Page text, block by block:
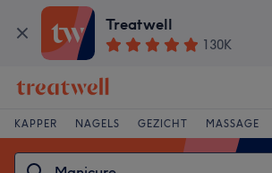
Treatwell
130K
KAPPER NAGELS GEZICHT MASSAGE